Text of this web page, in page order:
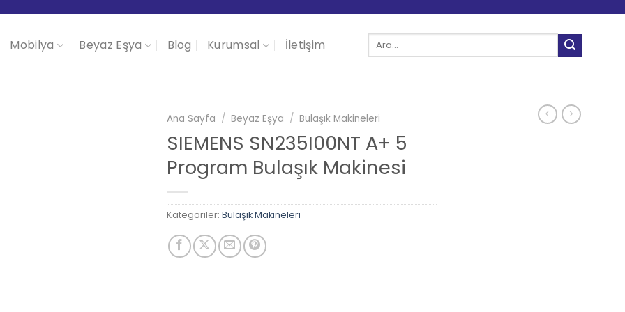
Mobilya Beyaz Eşya Blog Kurumsal İletişim Ara:
Ana Sayfa / Beyaz Eşya / Bulaşık Makineleri
SIEMENS SN235I00NT A+ 5
Program Bulaşık Makinesi
Kategoriler: Bulaşık Makineleri